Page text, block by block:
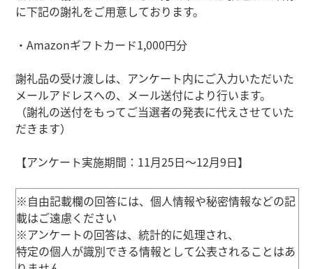
に下記の謝礼をご用意しております。
・Amazonギフトカード1,000円分
謝礼品の受け渡しは、アンケート内にご入力いただいた
メールアドレスへの、メール送付により行います。
（謝礼の送付をもってご当選者の発表に代えさせていた
だきます）
【アンケート実施期間：11月25日〜12月9日】
※自由記載欄の回答には、個人情報や秘密情報などの記
載はご遠慮ください
※アンケートの回答は、統計的に処理され、
特定の個人が識別できる情報として公表されることはあ